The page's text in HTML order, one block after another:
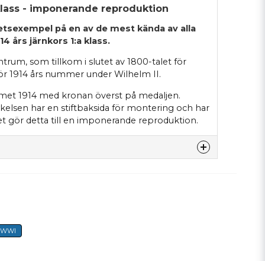
- imponerande reproduktion
på en av de mest kända av alla
års järnkors 1:a klass.
som tillkom i slutet av 1800-talet för
1914 års nummer under Wilhelm II.
1914 med kronan överst på medaljen.
har en stiftbaksida för montering och har
gör detta till en imponerande reproduktion.
WWI